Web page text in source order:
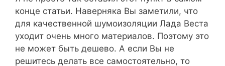
конце статьи. Наверняка Вы заметили, что
для качественной шумоизоляции Лада Веста
уходит очень много материалов. Поэтому это
не может быть дешево. А если Вы не
решитесь делать все самостоятельно, то